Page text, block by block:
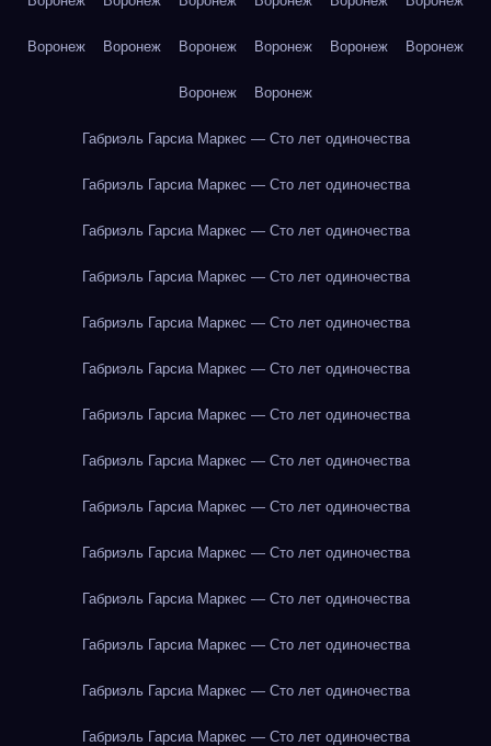
Воронеж Воронеж Воронеж Воронеж Воронеж Воронеж
Воронеж Воронеж
Габриэль Гарсиа Маркес — Сто лет одиночества
Габриэль Гарсиа Маркес — Сто лет одиночества
Габриэль Гарсиа Маркес — Сто лет одиночества
Габриэль Гарсиа Маркес — Сто лет одиночества
Габриэль Гарсиа Маркес — Сто лет одиночества
Габриэль Гарсиа Маркес — Сто лет одиночества
Габриэль Гарсиа Маркес — Сто лет одиночества
Габриэль Гарсиа Маркес — Сто лет одиночества
Габриэль Гарсиа Маркес — Сто лет одиночества
Габриэль Гарсиа Маркес — Сто лет одиночества
Габриэль Гарсиа Маркес — Сто лет одиночества
Габриэль Гарсиа Маркес — Сто лет одиночества
Габриэль Гарсиа Маркес — Сто лет одиночества
Габриэль Гарсиа Маркес — Сто лет одиночества